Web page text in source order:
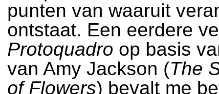
punten van waaruit
ontstaat. Een eerdere
Protoquadro op basis
van Amy Jackson (The
of Flowers) bevalt me